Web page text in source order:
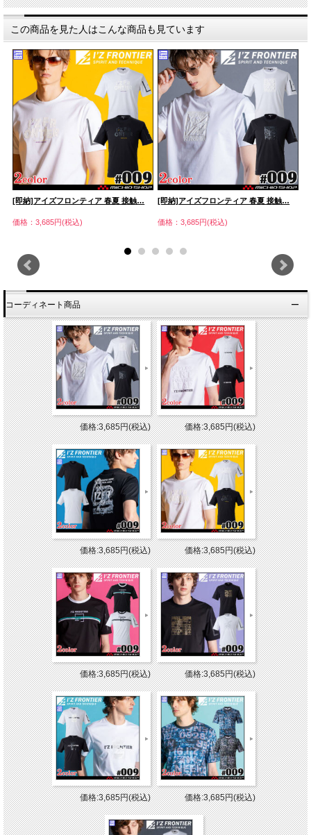
この商品を見た人はこんな商品も見ています
[即納]アイズフロンティア 春夏 接触…
価格：3,685円(税込)
[即納]アイズフロンティア 春夏 接触…
価格：3,685円(税込)
コーディネート商品
価格:3,685円(税込) 価格:3,685円(税込)
価格:3,685円(税込) 価格:3,685円(税込)
価格:3,685円(税込) 価格:3,685円(税込)
価格:3,685円(税込) 価格:3,685円(税込)